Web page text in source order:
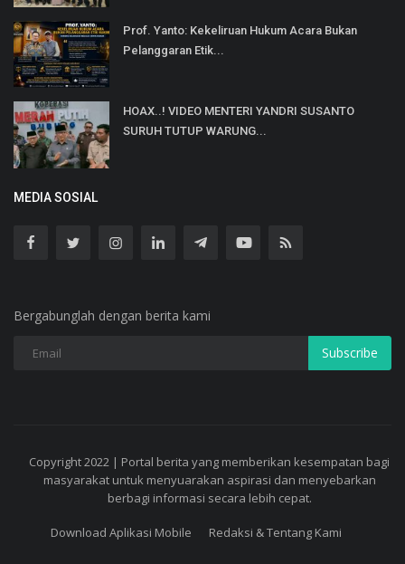
Prof. Yanto: Kekeliruan Hukum Acara Bukan
Pelanggaran Etik...
HOAX..! VIDEO MENTERI YANDRI SUSANTO
SURUH TUTUP WARUNG...
MEDIA SOSIAL
Bergabunglah dengan berita kami
Subscribe
Copyright 2022 | Portal berita yang memberikan kesempatan bagi
masyarakat untuk menyuarakan aspirasi dan menyebarkan
berbagi informasi secara lebih cepat.
Download Aplikasi Mobile Redaksi & Tentang Kami